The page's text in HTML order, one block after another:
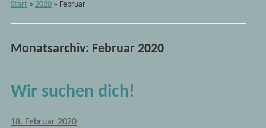
Start» 2020» Februar
Monatsarchiv: Februar 2020
Wir suchen dich!
18. Februar 2020